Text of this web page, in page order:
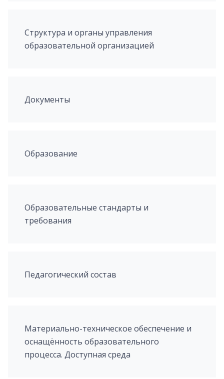
Структура и органы управления
образовательной организацией
Документы
Образование
Образовательные стандарты и
требования
Педагогический состав
Материально-техническое обеспечение и
оснащённость образовательного
процесса. Доступная среда